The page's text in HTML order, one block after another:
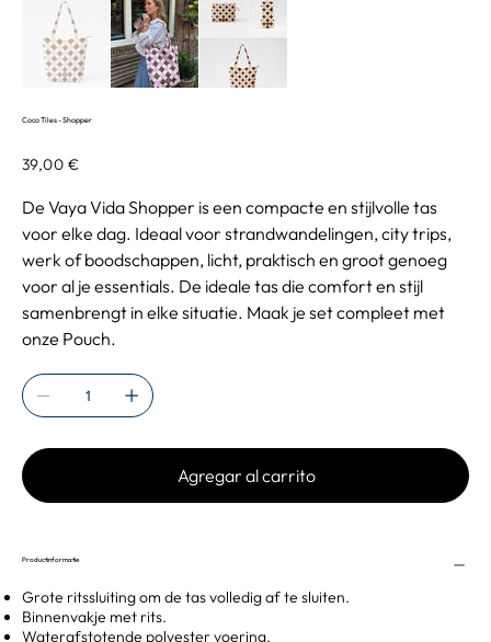
Coco Tiles - Shopper
Precio
39,00 €
De Vaya Vida Shopper is een compacte en stijlvolle tas
voor elke dag. Ideaal voor strandwandelingen, city trips,
werk of boodschappen, licht, praktisch en groot genoeg
voor al je essentials. De ideale tas die comfort en stijl
samenbrengt in elke situatie. Maak je set compleet met
onze Pouch.
Agregar al carrito
Productinformatie
Grote ritssluiting om de tas volledig af te sluiten.
Binnenvakje met rits.
Waterafstotende polyester voering.